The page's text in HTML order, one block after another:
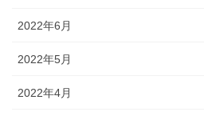
2022年6月
2022年5月
2022年4月